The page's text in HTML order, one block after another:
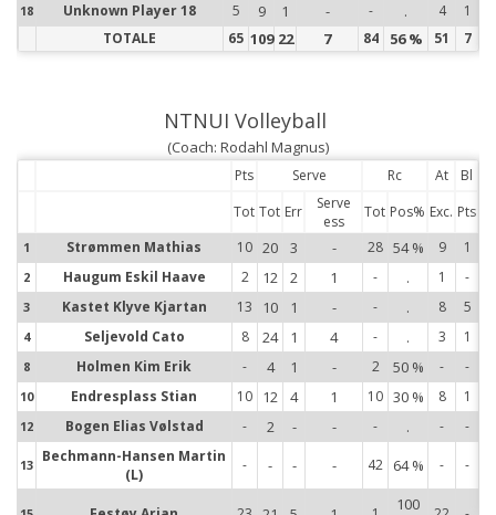
18 Unknown Player 18 5 9 1 - - . 4
1
TOTALE
65 109 22 7 84 56 % 51 7
NTNUI Volleyball
(Coach: Rodahl Magnus)
Pts Serve Rc At
Bl
Tot Tot Err
Serve
ess
Tot Pos% Exc. Pts
1 Strømmen Mathias 10 20 3 - 28 54 % 9 1
2 Haugum Eskil Haave 2 12 2 1 - . 1 -
3 Kastet Klyve Kjartan 13 10 1 - - . 8 5
4 Seljevold Cato 8 24 1 4 - . 3 1
8 Holmen Kim Erik - 4 1 - 2 50 % - -
10 Endresplass Stian 10 12 4 1 10 30 % 8 1
12 Bogen Elias Vølstad - 2 - - - . - -
13 Bechmann-Hansen Martin
(L)
- - - - 42 64 % - -
100